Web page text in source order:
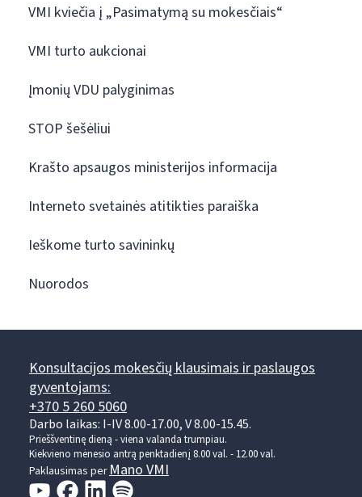
VMI kviečia į „Pasimatymą su mokesčiais“
VMI turto aukcionai
Įmonių VDU palyginimas
STOP šešėliui
Krašto apsaugos ministerijos informacija
Interneto svetainės atitikties paraiška
Ieškome turto savininkų
Nuorodos
Konsultacijos mokesčių klausimais ir paslaugos
gyventojams:
+370 5 260 5060
Darbo laikas: I-IV 8.00-17.00, V 8.00-15.45.
Prieššventinę dieną - viena valanda trumpiau.
Kiekvieno mėnesio antrą penktadienį 8.00 val. - 12.00 val.
Paklausimas per Mano VMI